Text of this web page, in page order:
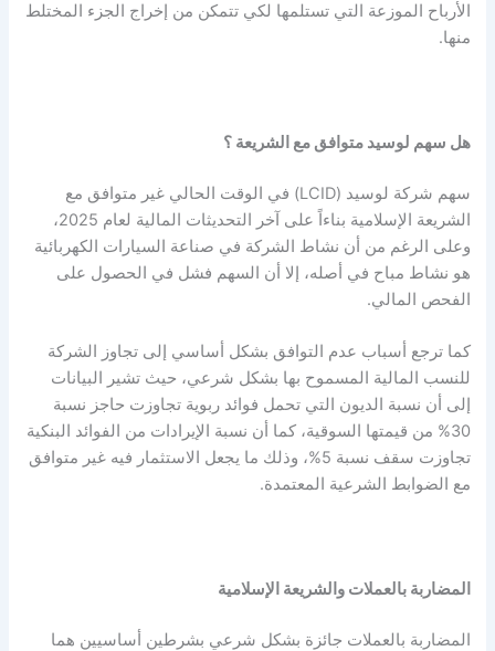
الأرباح الموزعة التي تستلمها لكي تتمكن من إخراج الجزء المختلط
منها.
هل سهم لوسيد متوافق مع الشريعة ؟
سهم شركة لوسيد (LCID) في الوقت الحالي غير متوافق مع
الشريعة الإسلامية بناءاً على آخر التحديثات المالية لعام 2025،
وعلى الرغم من أن نشاط الشركة في صناعة السيارات الكهربائية
هو نشاط مباح في أصله، إلا أن السهم فشل في الحصول على
الفحص المالي.
كما ترجع أسباب عدم التوافق بشكل أساسي إلى تجاوز الشركة
للنسب المالية المسموح بها بشكل شرعي، حيث تشير البيانات
إلى أن نسبة الديون التي تحمل فوائد ربوية تجاوزت حاجز نسبة
30% من قيمتها السوقية، كما أن نسبة الإيرادات من الفوائد البنكية
تجاوزت سقف نسبة 5%، وذلك ما يجعل الاستثمار فيه غير متوافق
مع الضوابط الشرعية المعتمدة.
المضاربة بالعملات والشريعة الإسلامية
المضاربة بالعملات جائزة بشكل شرعي بشرطين أساسيين هما